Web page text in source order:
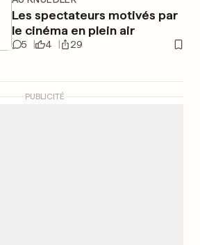
Les spectateurs motivés par
le cinéma en plein air
5 4 29
PUBLICITÉ